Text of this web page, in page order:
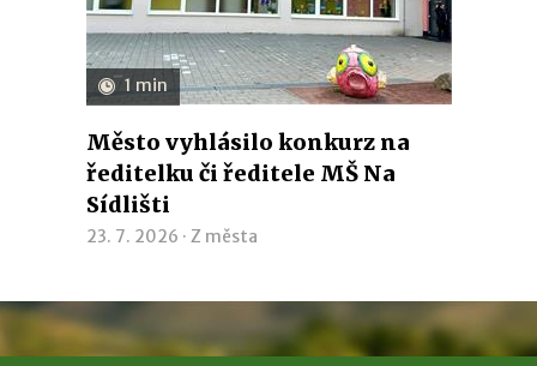
1 min
Město vyhlásilo konkurz na
ředitelku či ředitele MŠ Na
Sídlišti
23. 7. 2026 · Z města